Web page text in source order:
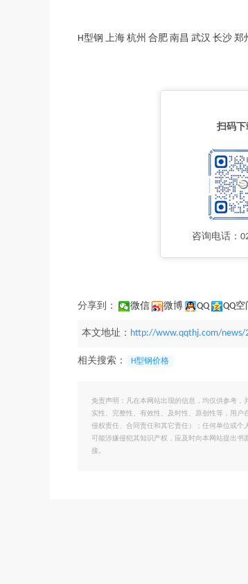
H型钢 上海 杭州 合肥 南昌 武汉 长沙 郑
扫码下
咨询电话：
分享到： 微信 微博 QQ QQ空
本文地址： http://www.qqthj.com/news/
相关搜索： H型钢价格
免责声明：凡在本网站出现的信息，均仅供参考
实性、完整性、有效性、及时性、原创性等，用
侵权责任、合同责任和其它责任）；任何单位或
可能涉嫌侵犯其知识产权，应及时向本网站提出
接。